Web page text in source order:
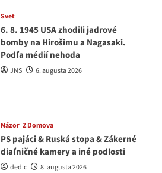
Svet
6. 8. 1945 USA zhodili jadrové
bomby na Hirošimu a Nagasaki.
Podľa médií nehoda
JNS 6. augusta 2026
Názor Z Domova
PS pajáci & Ruská stopa & Zákerné
diaľničné kamery a iné podlosti
dedic 8. augusta 2026